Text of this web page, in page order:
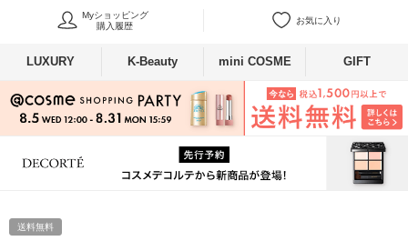
Myショッピング
購入履歴
お気に入り
LUXURY K-Beauty mini COSME GIFT
送料無料